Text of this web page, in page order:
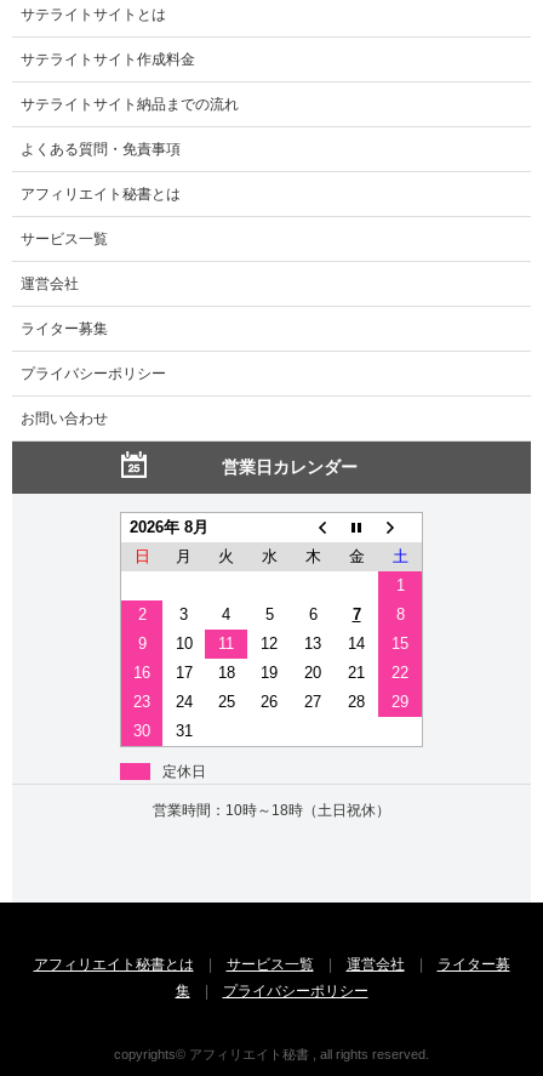
サテライトサイトとは
サテライトサイト作成料金
サテライトサイト納品までの流れ
よくある質問・免責事項
アフィリエイト秘書とは
サービス一覧
運営会社
ライター募集
プライバシーポリシー
お問い合わせ
営業日カレンダー
2026年 8月
日
月 火 水 木 金
土
1
2
3 4 5 6 7
8
9
10 11 12 13 14
15
16
17 18 19 20 21
22
23
24 25 26 27 28
29
30
31
定休日
営業時間：10時～18時（土日祝休）
アフィリエイト秘書とは | サービス一覧| 運営会社 |
ライター募
集| プライバシーポリシー
copyrights© アフィリエイト秘書 , all rights reserved.